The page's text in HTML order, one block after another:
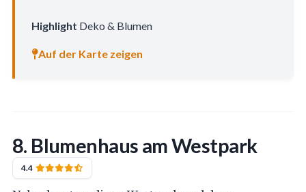
Highlight Deko & Blumen
Auf der Karte zeigen
8. Blumenhaus am Westpark
4.4